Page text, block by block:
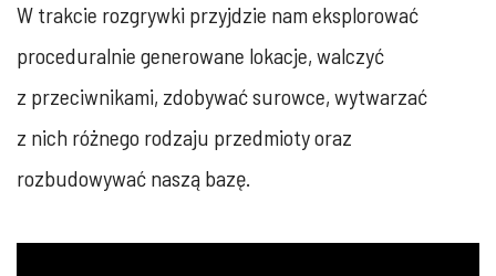
W trakcie rozgrywki przyjdzie nam eksplorować
proceduralnie generowane lokacje, walczyć
z przeciwnikami, zdobywać surowce, wytwarzać
z nich różnego rodzaju przedmioty oraz
rozbudowywać naszą bazę.